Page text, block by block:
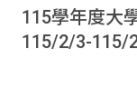
115學年度大
115/2/3-115/